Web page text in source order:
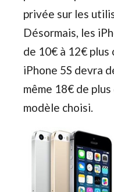
privée sur les
Désormais, les
de 10€ à 12€ plus
iPhone 5S devra
même 18€ de
modèle choisi.